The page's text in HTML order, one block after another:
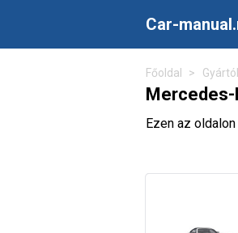
Car-
Főoldal
Mercedes-
Ezen az